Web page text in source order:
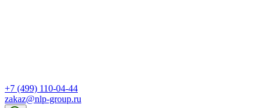
+7 (499) 110-04-44
zakaz@nlp-group.ru